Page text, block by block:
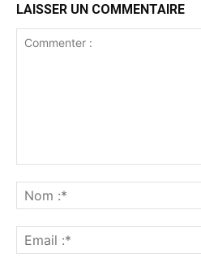
LAISSER UN COMMENTAIRE